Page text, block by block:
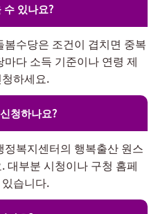
수 있나요?
수당은 조건이 겹치면 중복
다 소득 기준이나 연령 제
하세요.
청하나요?
정복지센터의 행복출산 원스
대부분 시청이나 구청 홈페
습니다.